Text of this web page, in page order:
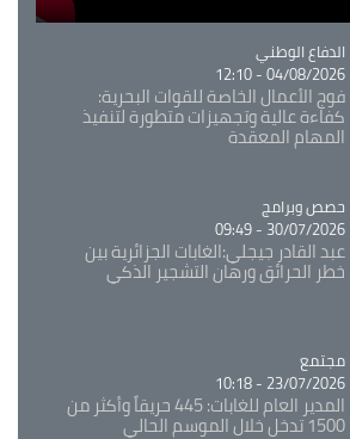
Catégorie
الدفاع الوطني
04/08/2026 - 12:10
فوج الأعمال الخاصة للقوات البحرية:
كفاءة عالية وتجهيزات متطورة لتنفيذ
المهام المعقدة
Catégorie
حصص وبرامج
30/07/2026 - 09:49
عبد القادر جيجلي:الغابات الجزائرية بين
خطر الحرائق ورهان التشجير الذكي
Catégorie
مجتمع
23/07/2026 - 10:18
المدير العام للغابات: 445 حريقاً وأكثر من
1500 تدخل خلال الموسم الحالي